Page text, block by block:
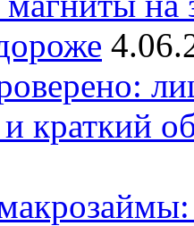
краткий